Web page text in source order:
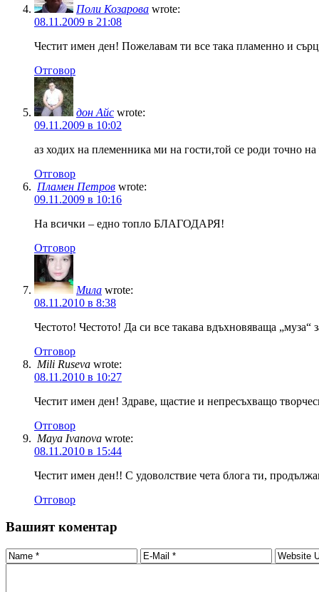
Поли Козарова wrote:
08.11.2009 в 21:08
Честит имен ден! Пожелавам ти все така пламенно и
Отговор
дон Айс wrote:
09.11.2009 в 10:02
аз ходих на племенника ми на гости,той се роди точно
Отговор
Пламен Петров wrote:
09.11.2009 в 10:16
На всички – едно топло БЛАГОДАРЯ!
Отговор
Мила wrote:
08.11.2010 в 8:38
Честото! Честото! Да си все такава вдъхновяваща
Отговор
Mili Ruseva wrote:
08.11.2010 в 10:27
Честит имен ден! Здраве, щастие и непресъхващо
Отговор
Maya Ivanova wrote:
08.11.2010 в 15:44
Честит имен ден!! С удоволствие чета блога ти,
Отговор
Вашият коментар